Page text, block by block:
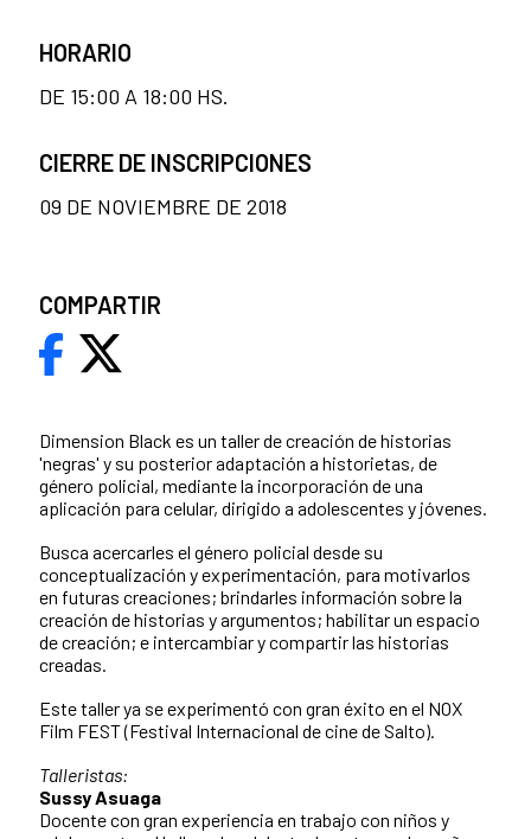
Dimension Black es un taller de creación de historias
'negras' y su posterior adaptación a historietas, de
género policial, mediante la incorporación de una
aplicación para celular, dirigido a adolescentes y jóvenes.
Busca acercarles el género policial desde su
conceptualización y experimentación, para motivarlos
en futuras creaciones; brindarles información sobre la
creación de historias y argumentos; habilitar un espacio
de creación; e intercambiar y compartir las historias
creadas.
Este taller ya se experimentó con gran éxito en el NOX
Film FEST (Festival Internacional de cine de Salto).
Talleristas:
Sussy Asuaga
Docente con gran experiencia en trabajo con niños y
HORARIO
DE 15:00 A 18:00 HS.
CIERRE DE INSCRIPCIONES
09 DE NOVIEMBRE DE 2018
COMPARTIR